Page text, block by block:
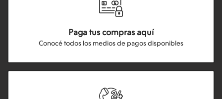
Paga tus compras aquí
Conocé todos los medios de pagos disponibles